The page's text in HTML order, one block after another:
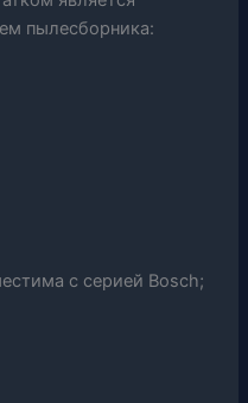
пылесборника:
с серией Bosch;